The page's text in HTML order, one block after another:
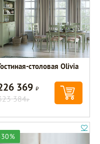
столовая Olivia
369Р
384Р